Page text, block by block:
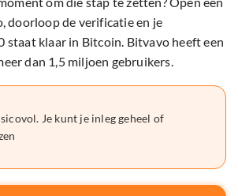
doorloop de verificatie en je
staat klaar in Bitcoin. Bitvavo heeft een
dan 1,5 miljoen gebruikers.
Je kunt je inleg geheel of